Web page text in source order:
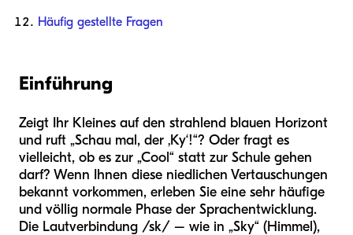
Häufig gestellte Fragen
Einführung
Zeigt Ihr Kleines auf den strahlend blauen Horizont
und ruft „Schau mal, der ‚Ky‘!“? Oder fragt es
vielleicht, ob es zur „Cool“ statt zur Schule gehen
darf? Wenn Ihnen diese niedlichen Vertauschungen
bekannt vorkommen, erleben Sie eine sehr häufige
und völlig normale Phase der Sprachentwicklung.
Die Lautverbindung /sk/ – wie in „Sky“ (Himmel),